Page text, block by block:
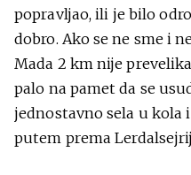
popravljao, ili je bilo
dobro. Ako se ne sme i
Mada 2 km nije
palo na pamet da se
jednostavno sela u kola
putem prema